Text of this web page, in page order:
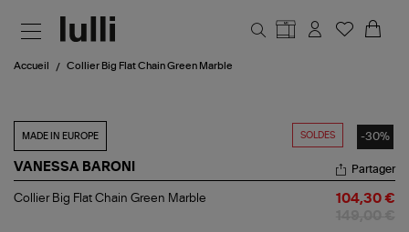
Accueil Collier Big Flat Chain Green Marble
SOLDES -30%
MADE IN EUROPE
VANESSA BARONI
Collier
Partager
Collier Big Flat Chain Green Marble 104,30 €